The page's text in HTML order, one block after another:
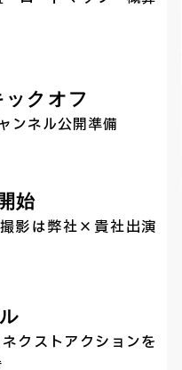
クオフ
ンネル公開準備
始
影は弊社×貴社出演
クストアクションを